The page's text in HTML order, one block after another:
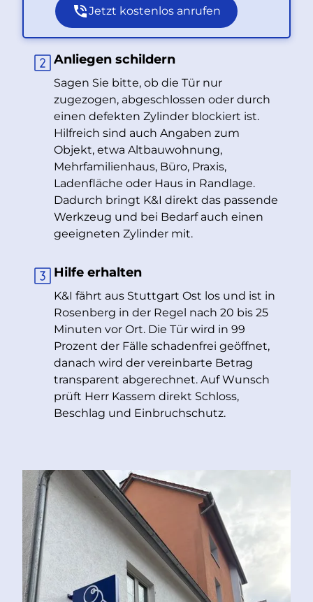
Jetzt kostenlos anrufen
Anliegen schildern
Sagen Sie bitte, ob die Tür nur
zugezogen, abgeschlossen oder durch
einen defekten Zylinder blockiert ist.
Hilfreich sind auch Angaben zum
Objekt, etwa Altbauwohnung,
Mehrfamilienhaus, Büro, Praxis,
Ladenfläche oder Haus in Randlage.
Dadurch bringt K&I direkt das passende
Werkzeug und bei Bedarf auch einen
geeigneten Zylinder mit.
Hilfe erhalten
K&I fährt aus Stuttgart Ost los und ist in
Rosenberg in der Regel nach 20 bis 25
Minuten vor Ort. Die Tür wird in 99
Prozent der Fälle schadenfrei geöffnet,
danach wird der vereinbarte Betrag
transparent abgerechnet. Auf Wunsch
prüft Herr Kassem direkt Schloss,
Beschlag und Einbruchschutz.